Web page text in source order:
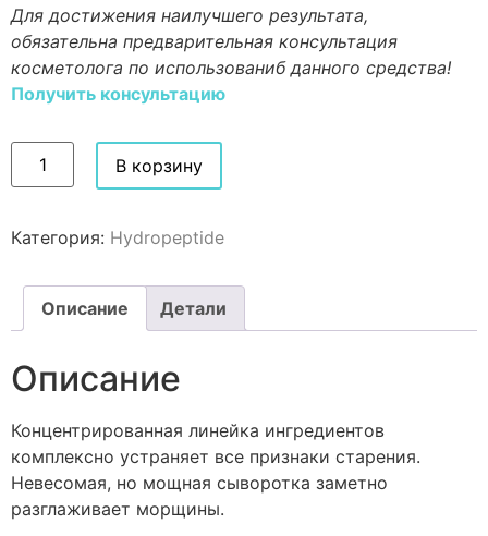
Для достижения наилучшего результата,
обязательна предварительная консультация
косметолога по использованиб данного средства!
Получить консультацию
В корзину
Категория: Hydropeptide
Описание Детали
Описание
Концентрированная линейка ингредиентов
комплексно устраняет все признаки старения.
Невесомая, но мощная сыворотка заметно
разглаживает морщины.